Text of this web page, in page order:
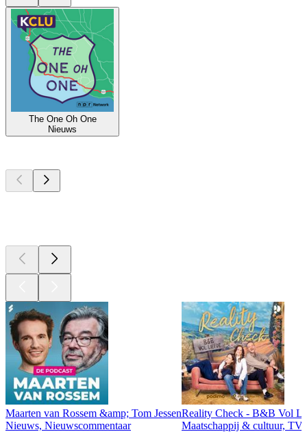
The One Oh One
Nieuws
Maarten van Rossem &amp; Tom Jessen
Nieuws, Nieuwscommentaar
Reality Check - B&B Vol
Maatschappij & cultuur,